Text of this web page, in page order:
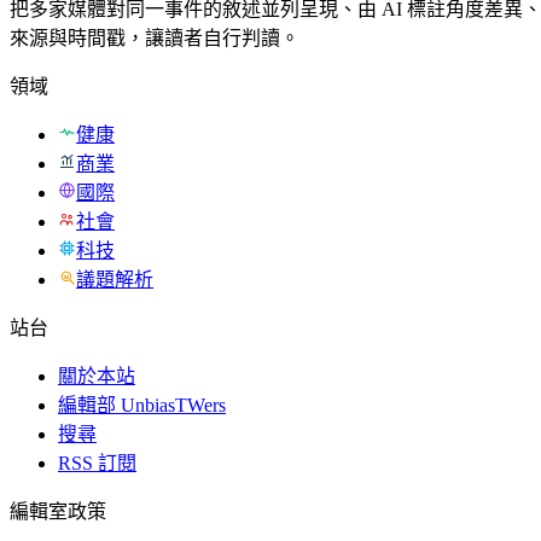
把多家媒體對同一事件的敘述並列呈現、由 AI 標註角度差異、
來源與時間戳，讓讀者自行判讀。
領域
健康
商業
國際
社會
科技
議題解析
站台
關於本站
編輯部 UnbiasTWers
搜尋
RSS 訂閱
編輯室政策